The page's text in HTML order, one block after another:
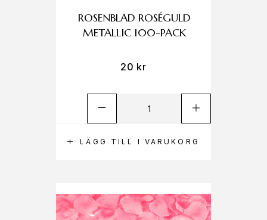
LÄGG TILL I VARUKORG
ROSENBLAD ROSÉGULD
METALLIC 100-PACK
20 kr